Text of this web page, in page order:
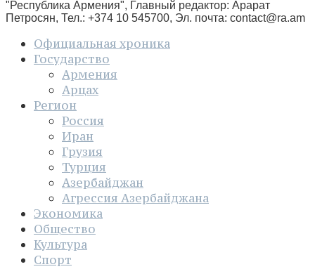
"Республика Армения", Главный редактор: Арарат
Петросян, Тел.: +374 10 545700, Эл. почта: contact@ra.am
Официальная хроника
Государство
Армения
Арцах
Регион
Россия
Иран
Грузия
Турция
Азербайджан
Агрессия Азербайджана
Экономика
Общество
Культура
Спорт